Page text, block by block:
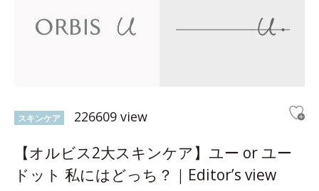
スキンケア 226609 view
【オルビス2大スキンケア】ユー or ユー
ドット 私にはどっち？｜Editor’s view